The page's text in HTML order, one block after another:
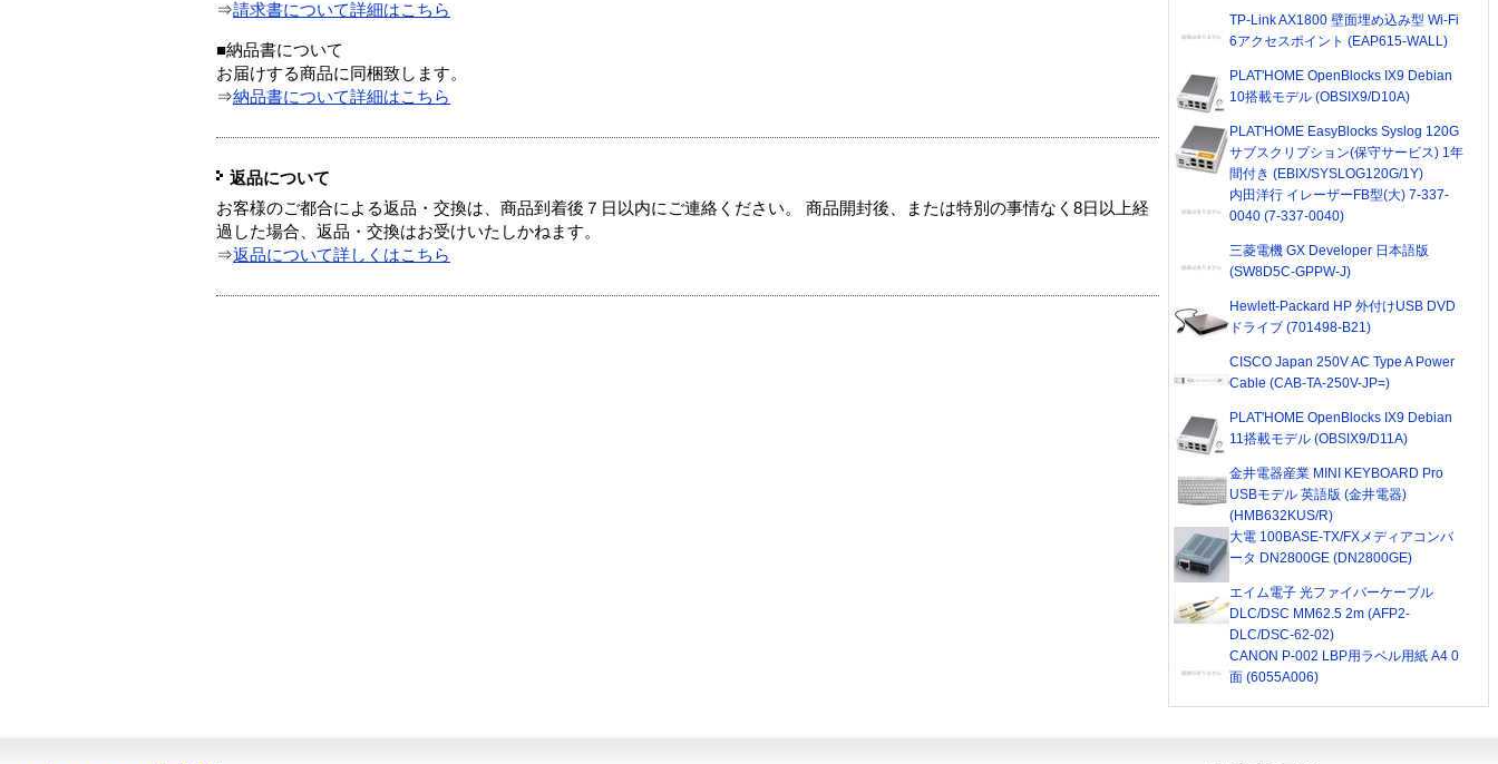
⇒請求書について詳細はこちら
■納品書について
お届けする商品に同梱致します。
⇒納品書について詳細はこちら
返品について
お客様のご都合による返品・交換は、商品到着後７日以内にご連絡ください。 商品開封後、または特別の事情なく8日以上経
過した場合、返品・交換はお受けいたしかねます。
⇒返品について詳しくはこちら
TP-Link AX1800 壁面埋め込み型 Wi-Fi
6アクセスポイント (EAP615-WALL)
PLAT'HOME OpenBlocks IX9 Debian
10搭載モデル (OBSIX9/D10A)
PLAT'HOME EasyBlocks Syslog 120G
サブスクリプション(保守サービス) 1年
間付き (EBIX/SYSLOG120G/1Y)
内田洋行 イレーザーFB型(大) 7-337-
0040 (7-337-0040)
三菱電機 GX Developer 日本語版
(SW8D5C-GPPW-J)
Hewlett-Packard HP 外付けUSB DVD
ドライブ (701498-B21)
CISCO Japan 250V AC Type A Power
Cable (CAB-TA-250V-JP=)
PLAT'HOME OpenBlocks IX9 Debian
11搭載モデル (OBSIX9/D11A)
金井電器産業 MINI KEYBOARD Pro
USBモデル 英語版 (金井電器)
(HMB632KUS/R)
大電 100BASE-TX/FXメディアコンバ
ータ DN2800GE (DN2800GE)
エイム電子 光ファイバーケーブル
DLC/DSC MM62.5 2m (AFP2-
DLC/DSC-62-02)
CANON P-002 LBP用ラベル用紙 A4 0
面 (6055A006)